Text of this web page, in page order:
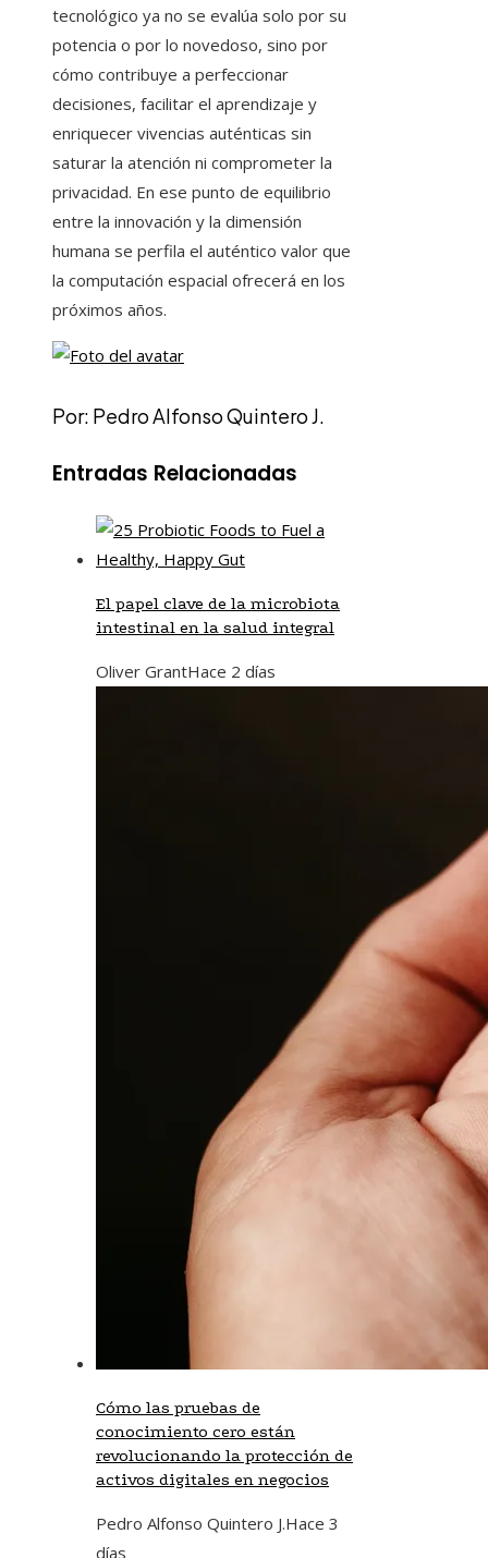
tecnológico ya no se evalúa solo por su
potencia o por lo novedoso, sino por
cómo contribuye a perfeccionar
decisiones, facilitar el aprendizaje y
enriquecer vivencias auténticas sin
saturar la atención ni comprometer la
privacidad. En ese punto de equilibrio
entre la innovación y la dimensión
humana se perfila el auténtico valor que
la computación espacial ofrecerá en los
próximos años.
Por: Pedro Alfonso Quintero J.
Entradas Relacionadas
El papel clave de la microbiota
intestinal en la salud integral
Oliver GrantHace 2 días
Cómo las pruebas de
conocimiento cero están
revolucionando la protección de
activos digitales en negocios
Pedro Alfonso Quintero J.Hace 3
días